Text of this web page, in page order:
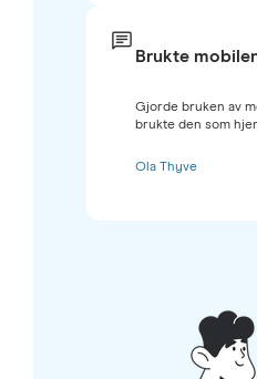
Brukte
Gjorde bruken av
brukte den som
Ola Thyve